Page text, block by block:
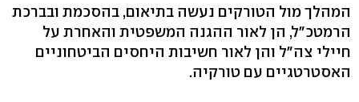
המהלך מול הטורקים נעשה בתיאום, בהסכמת ובברכת
הרמטכ"ל, הן לאור ההגנה המשפטית והאחרת על
חיילי צה"ל והן לאור חשיבות היחסים הביטחוניים
האסטרטגיים עם טורקיה.